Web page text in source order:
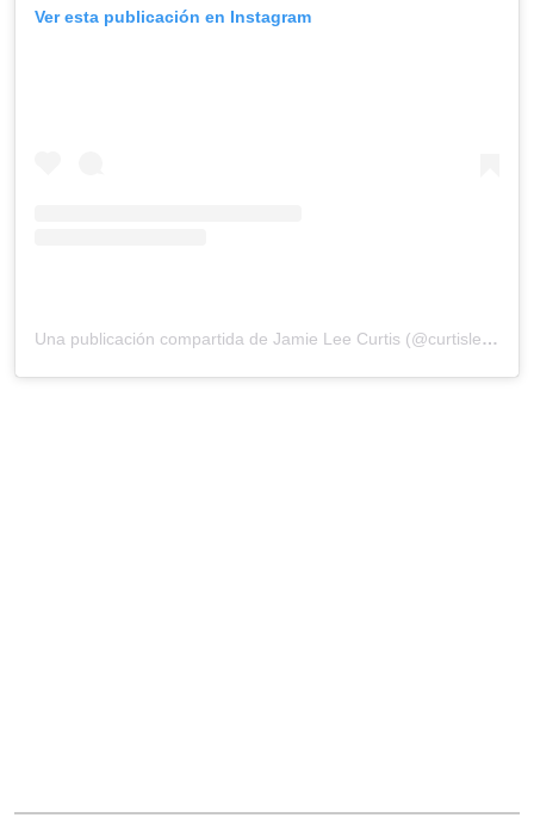
Ver esta publicación en Instagram
Una publicación compartida de Jamie Lee Curtis (@curtisleejamie)